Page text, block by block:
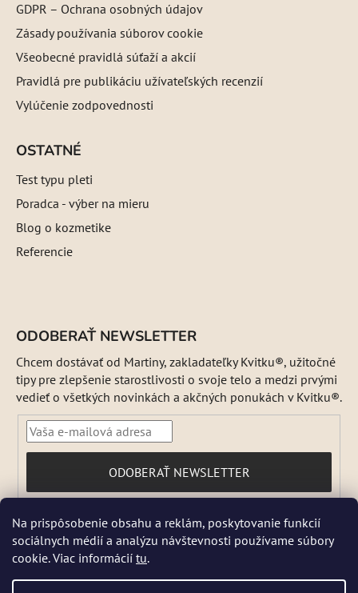
Na prispôsobenie obsahu a reklám, poskytovanie funkcií
sociálnych médií a analýzu návštevnosti používame súbory
cookie. Viac informácií tu.
DŇA 5 a 6 AUGUSTA NEBUDEME ODOSIELAŤ ŽIADNE ZÁSIELKY. ☀️
Letná prevádzka: Počas horúcich dní chránime kvalitu našich výrobkov,
GDPR – Ochrana osobných údajov
Zásady používania súborov cookie
Všeobecné pravidlá súťaží a akcií
Pravidlá pre publikáciu užívateľských recenzií
Vylúčenie zodpovednosti
OSTATNÉ
Test typu pleti
Poradca - výber na mieru
Blog o kozmetike
Referencie
ODOBERAŤ NEWSLETTER
Chcem dostávať od Martiny, zakladateľky Kvitku®, užitočné
tipy pre zlepšenie starostlivosti o svoje telo a medzi prvými
vedieť o všetkých novinkách a akčných ponukách v Kvitku®.
PRIHLÁSIŤ
SA
ODOBERAŤ NEWSLETTER
podmienkami ochrany osobných údajov